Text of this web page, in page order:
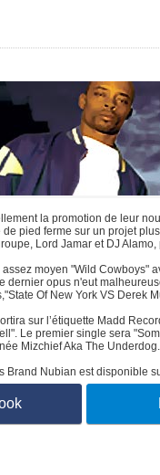
la promotion de leur
pied ferme sur un projet
Lord Jamar et DJ
moyen "Wild Cowboys"
dernier opus n'eut
Of New York VS Derek
sur l’étiquette Madd
Le premier single sera
Mizchief Aka The Underdog.
Brand Nubian est disponible